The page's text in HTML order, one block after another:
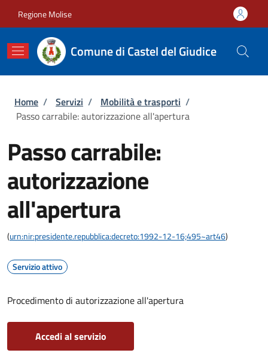
Regione Molise
Comune di Castel del Giudice
Briciole di pane
Home / Servizi / Mobilità e trasporti /
Passo carrabile: autorizzazione all'apertura
Passo carrabile:
autorizzazione
all'apertura
(urn:nir:presidente.repubblica:decreto:1992-12-16;495~art46)
Servizio attivo
Procedimento di autorizzazione all'apertura
Accedi al servizio